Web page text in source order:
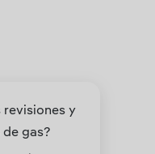
revisiones y
gas?